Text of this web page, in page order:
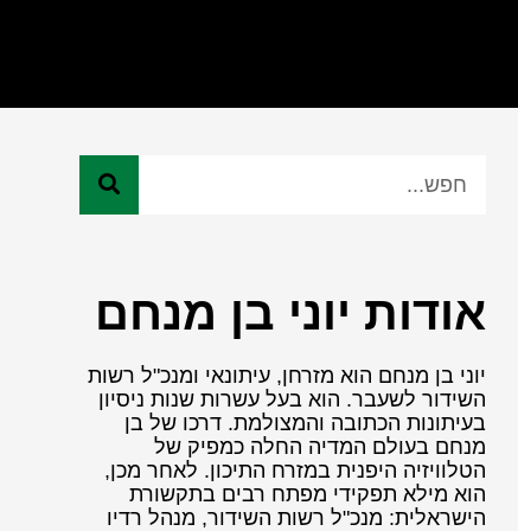
אודות יוני בן מנחם
יוני בן מנחם הוא מזרחן, עיתונאי ומנכ"ל רשות
השידור לשעבר. הוא בעל עשרות שנות ניסיון
בעיתונות הכתובה והמצולמת. דרכו של בן
מנחם בעולם המדיה החלה כמפיק של
הטלוויזיה היפנית במזרח התיכון. לאחר מכן,
הוא מילא תפקידי מפתח רבים בתקשורת
הישראלית: מנכ"ל רשות השידור, מנהל רדיו